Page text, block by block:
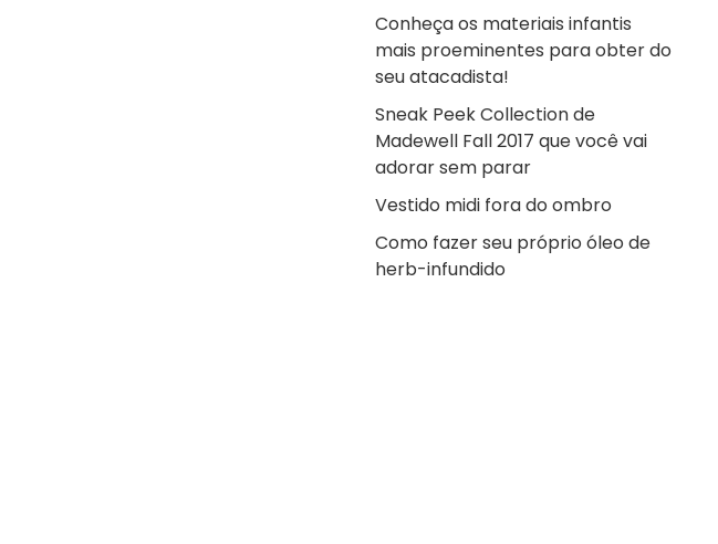
Conheça os materiais infantis
mais proeminentes para obter do
seu atacadista!
Sneak Peek Collection de
Madewell Fall 2017 que você vai
adorar sem parar
Vestido midi fora do ombro
Como fazer seu próprio óleo de
herb-infundido